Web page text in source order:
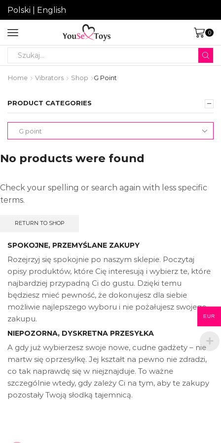
Polski English
0
Home Vibrators Shop G Point
PRODUCT CATEGORIES
No products were found
Check your spelling or search again with less specific
terms.
RETURN TO SHOP
SPOKOJNE, PRZEMYŚLANE ZAKUPY
Rozejrzyj się spokojnie po naszym sklepie. Poczytaj
opisy produktów, które Cię interesują i wybierz te, które
najbardziej przypadną Ci do gustu. Dzięki temu
będziesz mieć pewność, że dokonujesz dla siebie
możliwie najlepszego wyboru i nie pożałujesz swojego
zakupu.
NIEPOZORNA, DYSKRETNA PRZESYŁKA
A gdy już wybierzesz swoje nowe, cudne gadżety – nie
martw się oprzesyłkę. Jej kształt na pewno nie zdradzi,
co tak naprawdę się w niejznajduje. To ważne
szczególnie wtedy, gdy zależy Ci na tym, aby te zakupy
pozostały Twoją słodką tajemnicą.
EUR